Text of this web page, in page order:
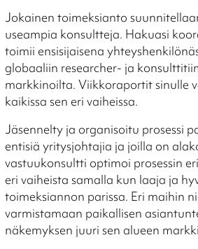
Jokainen toimeksianto
useampia konsultteja. Hakuasi
toimii ensisijaisena
globaaliin researcher- ja
markkinoilta. Viikkoraportit sinulle
kaikissa sen eri
Jäsennelty ja organisoitu prosessi
entisiä yritysjohtajia ja joilla on
vastuukonsultti optimoi prosessin
eri vaiheista samalla kun laaja ja
toimeksiannon parissa. Eri maihin
varmistamaan paikallisen
näkemyksen juuri sen alueen